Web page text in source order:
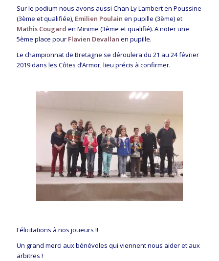
Sur le podium nous avons aussi Chan Ly Lambert en Poussine
(3ème et qualifiée), Emilien Poulain en pupille (3ème) et
Mathis Cougard en Minime (3ème et qualifié). A noter une
5ème place pour Flavien Devallan en pupille.
Le championnat de Bretagne se déroulera du 21 au 24 février
2019 dans les Côtes d’Armor, lieu précis à confirmer.
Félicitations à nos joueurs !!
Un grand merci aux bénévoles qui viennent nous aider et aux
arbitres !